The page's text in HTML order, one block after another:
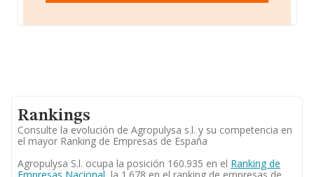
Rankings
Consulte la evolución de Agropulysa s.l. y su competencia en
el mayor Ranking de Empresas de España
Agropulysa S.l. ocupa la posición 160.935 en el Ranking de